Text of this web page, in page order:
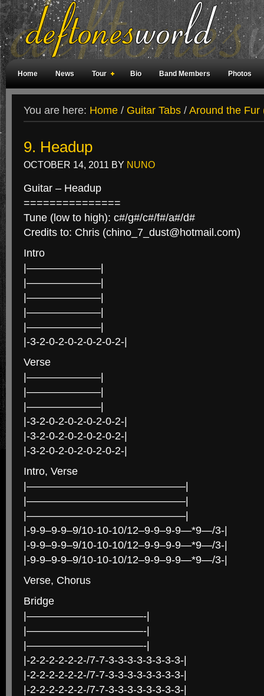
Home News Tour Bio Band Members Photos
You are here: Home / Guitar Tabs / Around the Fur
9. Headup
OCTOBER 14, 2011 BY NUNO
Guitar – Headup
===============
Tune (low to high): c#/g#/c#/f#/a#/d#
Credits to: Chris (chino_7_dust@hotmail.com)
Intro
|———————|
|———————|
|———————|
|———————|
|———————|
|-3-2-0-2-0-2-0-2-0-2-|
Verse
|———————|
|———————|
|———————|
|-3-2-0-2-0-2-0-2-0-2-|
|-3-2-0-2-0-2-0-2-0-2-|
|-3-2-0-2-0-2-0-2-0-2-|
Intro, Verse
|———————————————|
|———————————————|
|———————————————|
|-9-9–9-9–9/10-10-10/12–9-9–9-9—*9—/3-|
|-9-9–9-9–9/10-10-10/12–9-9–9-9—*9—/3-|
|-9-9–9-9–9/10-10-10/12–9-9–9-9—*9—/3-|
Verse, Chorus
Bridge
|———————————-|
|———————————-|
|———————————-|
|-2-2-2-2-2-2-/7-7-3-3-3-3-3-3-3-3-|
|-2-2-2-2-2-2-/7-7-3-3-3-3-3-3-3-3-|
|-2-2-2-2-2-2-/7-7-3-3-3-3-3-3-3-3-|